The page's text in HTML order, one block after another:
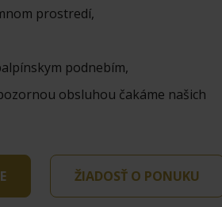
prostredí,
podnebím,
obsluhou čakáme našich
ŽIADOSŤ O PONUKU